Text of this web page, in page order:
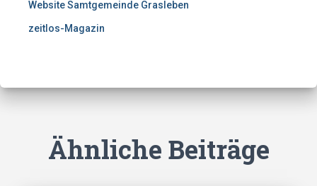
Website Samtgemeinde Grasleben
zeitlos-Magazin
Ähnliche Beiträge